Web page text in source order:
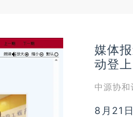
媒体
动登
中源协和
8月21